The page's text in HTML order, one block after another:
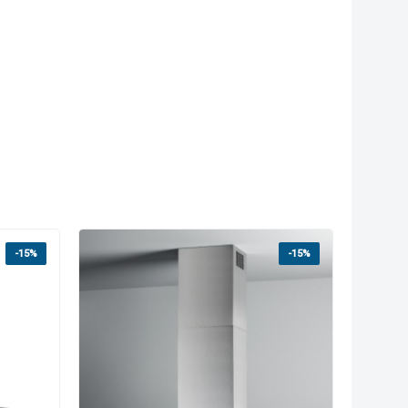
-15% -15%